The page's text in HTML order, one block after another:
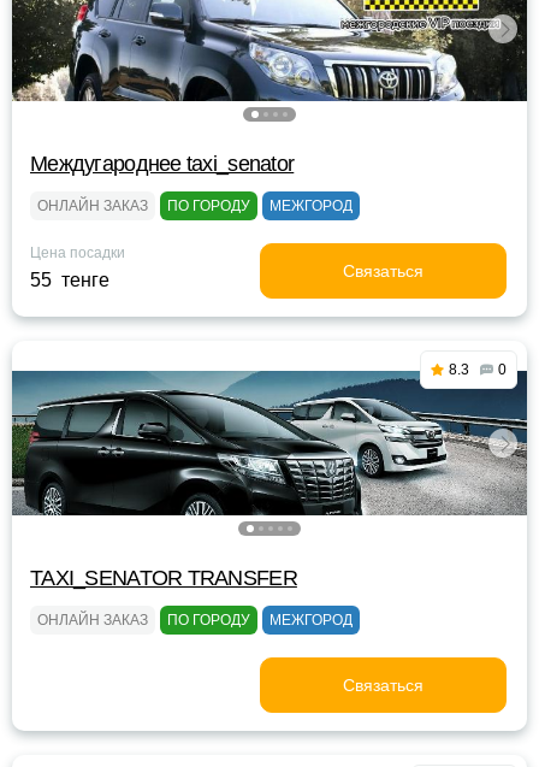
Междугароднее taxi_senator
ОНЛАЙН ЗАКАЗ ПО ГОРОДУ МЕЖГОРОД
Цена посадки
55 тенге Связаться
8.3 0
TAXI_SENATOR TRANSFER
ОНЛАЙН ЗАКАЗ ПО ГОРОДУ МЕЖГОРОД
Связаться